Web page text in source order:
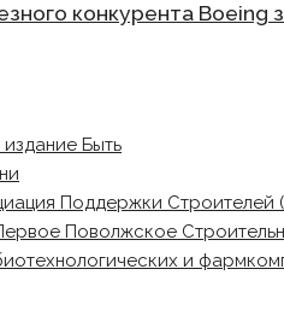
конкурента Boeing
Быть
Поддержки Строителей
Поволжское
и